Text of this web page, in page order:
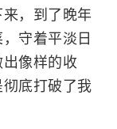
，到了晚年
守着平淡日
像样的收
底打破了我